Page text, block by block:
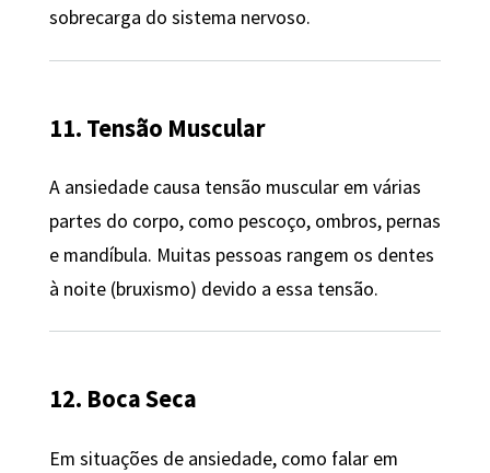
sobrecarga do sistema nervoso.
11. Tensão Muscular
A ansiedade causa tensão muscular em várias
partes do corpo, como pescoço, ombros, pernas
e mandíbula. Muitas pessoas rangem os dentes
à noite (bruxismo) devido a essa tensão.
12. Boca Seca
Em situações de ansiedade, como falar em